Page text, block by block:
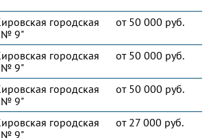
городская
№ 9"
от 50 000 руб.
городская
№ 9"
от 50 000 руб.
городская
№ 9"
от 50 000 руб.
городская
№ 9"
от 27 000 руб.